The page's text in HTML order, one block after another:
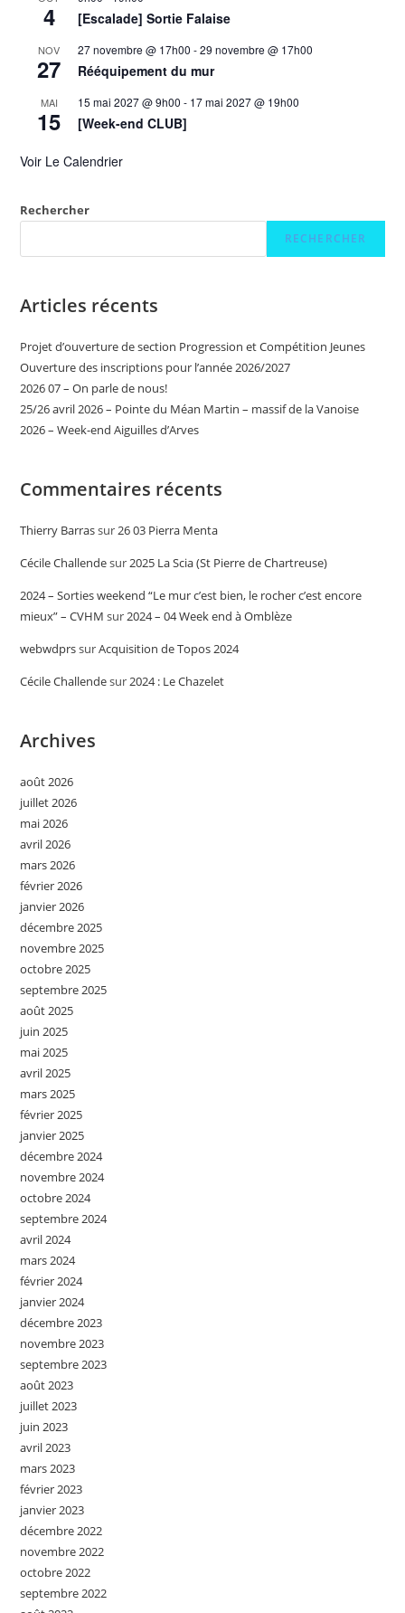
4 [Escalade] Sortie Falaise
NOV
27
27 novembre @ 17h00 -29 novembre @ 17h00
Rééquipement du mur
MAI
15
15 mai 2027 @ 9h00 - 17 mai 2027 @ 19h00
[Week-end CLUB]
Voir Le Calendrier
Rechercher
RECHERCHER
Articles récents
Projet d’ouverture de section Progression et Compétition Jeunes
Ouverture des inscriptions pour l’année 2026/2027
2026 07 – On parle de nous!
25/26 avril 2026 – Pointe du Méan Martin – massif de la Vanoise
2026 – Week-end Aiguilles d’Arves
Commentaires récents
Thierry Barrassur26 03 Pierra Menta
Cécile Challendesur2025 La Scia (St Pierre de Chartreuse)
2024 – Sorties weekend “Le mur c’est bien, le rocher c’est encore
mieux” – CVHM sur2024 – 04 Week end à Omblèze
webwdprssurAcquisition de Topos 2024
Cécile Challendesur2024 : Le Chazelet
Archives
août 2026
juillet 2026
mai 2026
avril 2026
mars 2026
février 2026
janvier 2026
décembre 2025
novembre 2025
octobre 2025
septembre 2025
août 2025
juin 2025
mai 2025
avril 2025
mars 2025
février 2025
janvier 2025
décembre 2024
novembre 2024
octobre 2024
septembre 2024
avril 2024
mars 2024
février 2024
janvier 2024
décembre 2023
novembre 2023
septembre 2023
août 2023
juillet 2023
juin 2023
avril 2023
mars 2023
février 2023
janvier 2023
décembre 2022
novembre 2022
octobre 2022
septembre 2022